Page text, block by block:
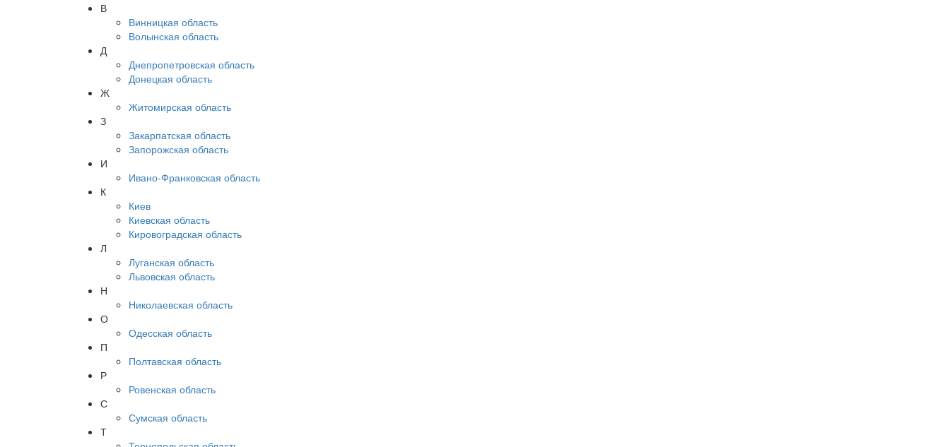
В
Винницкая область
Волынская область
Д
Днепропетровская область
Донецкая область
Ж
Житомирская область
З
Закарпатская область
Запорожская область
И
Ивано-Франковская область
К
Киев
Киевская область
Кировоградская область
Л
Луганская область
Львовская область
Н
Николаевская область
О
Одесская область
П
Полтавская область
Р
Ровенская область
С
Сумская область
Т